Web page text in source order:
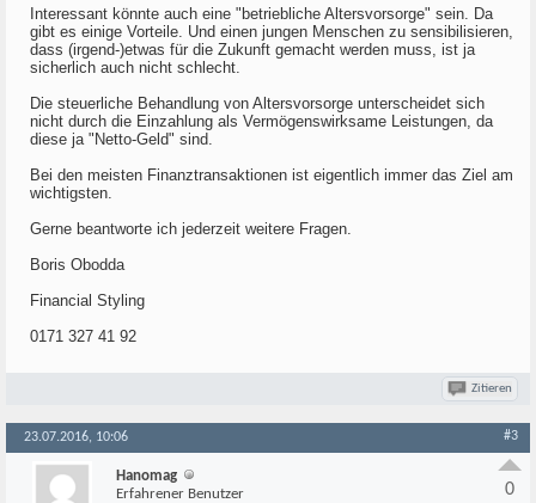
Interessant könnte auch eine "betriebliche Altersvorsorge" sein. Da
gibt es einige Vorteile. Und einen jungen Menschen zu sensibilisieren,
dass (irgend-)etwas für die Zukunft gemacht werden muss, ist ja
sicherlich auch nicht schlecht.
Die steuerliche Behandlung von Altersvorsorge unterscheidet sich
nicht durch die Einzahlung als Vermögenswirksame Leistungen, da
diese ja "Netto-Geld" sind.
Bei den meisten Finanztransaktionen ist eigentlich immer das Ziel am
wichtigsten.
Gerne beantworte ich jederzeit weitere Fragen.
Boris Obodda
Financial Styling
0171 327 41 92
Zitieren
23.07.2016, 10:06 #3
Hanomag
Erfahrener Benutzer
0